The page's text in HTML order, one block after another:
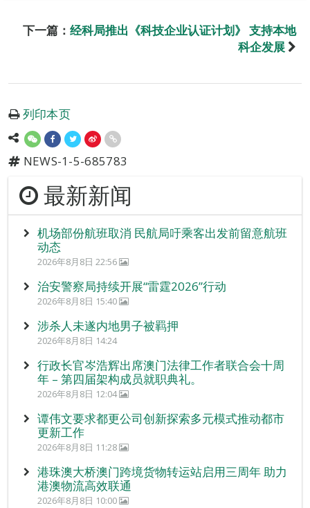
下一篇： 经科局推出《科技企业认证计划》 支持本地
科企发展
列印本页
NEWS-1-5-685783
最新新闻
机场部份航班取消 民航局吁乘客出发前留意航班
动态
2026年8月8日 22:56
治安警察局持续开展“雷霆2026”行动
2026年8月8日 15:40
涉杀人未遂内地男子被羁押
2026年8月8日 14:24
行政长官岑浩辉出席澳门法律工作者联合会十周
年 – 第四届架构成员就职典礼。
2026年8月8日 12:04
谭伟文要求都更公司创新探索多元模式推动都市
更新工作
2026年8月8日 11:28
港珠澳大桥澳门跨境货物转运站启用三周年 助力
港澳物流高效联通
2026年8月8日 10:00